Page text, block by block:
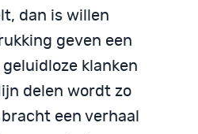
dan is willen
geven een
klanken
delen wordt zo
een verhaal